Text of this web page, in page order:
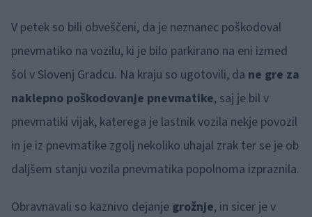
V petek so bili obveščeni, da je neznanec poškodoval
pnevmatiko na vozilu, ki je bilo parkirano na eni izmed
šol v Slovenj Gradcu. Na kraju so ugotovili, da ne gre za
naklepno poškodovanje pnevmatike, saj je bil v
pnevmatiki vijak, katerega je lastnik vozila nekje povozil
in je iz pnevmatike zgolj nekoliko uhajal zrak ter se je ob
daljšem stanju vozila pnevmatika popolnoma izpraznila.
Obravnavali so kaznivo dejanje grožnje, in sicer je v